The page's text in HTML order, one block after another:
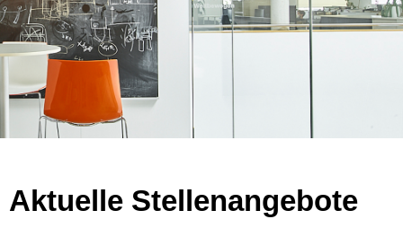
Aktuelle Stellenangebote